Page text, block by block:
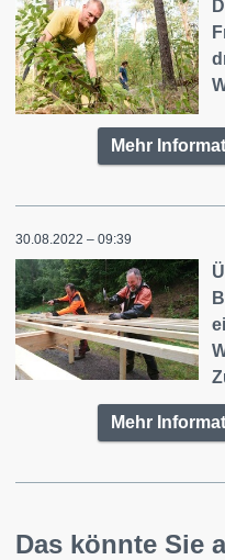
Mehr
30.08.2022 – 09:39
Mehr
Das könnte Sie